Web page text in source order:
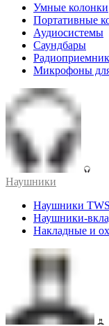
Умные колонки
Портативные
Аудиосистемы
Саундбары
Микрофоны
Наушники
Наушники TWS
Наушники-
Накладные и